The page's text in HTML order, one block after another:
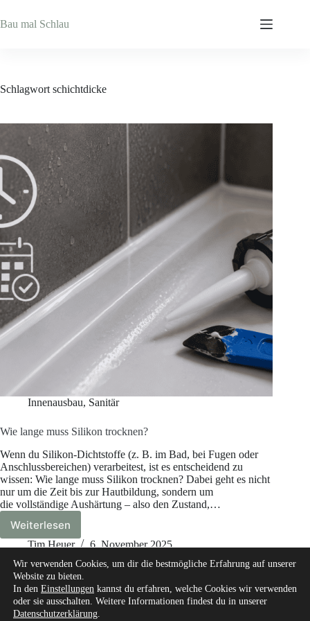
Inhalt
springen
Bau mal Schlau
Schlagwort schichtdicke
Innenausbau, Sanitär
Wie lange muss Silikon trocknen?
Wenn du Silikon-Dichtstoffe (z. B. im Bad, bei Fugen oder
Anschlussbereichen) verarbeitest, ist es entscheidend zu
wissen: Wie lange muss Silikon trocknen? Dabei geht es nicht
nur um die Zeit bis zur Hautbildung, sondern um
die vollständige Aushärtung – also den Zustand,…
Weiterlesen
Wie
lange
Silikon
trocknen?
Tim Heuer 6. November 2025
Start Über mich
Wir verwenden Cookies, um dir die bestmögliche Erfahrung auf unserer
Website zu bieten.
In den Einstellungen kannst du erfahren, welche Cookies wir verwenden
oder sie ausschalten. Weitere Informationen findest du in unserer
Datenschutzerklärung.